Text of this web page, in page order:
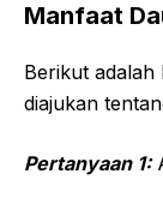
Manfaat
Berikut
diajukan
Pertanyaan 1: